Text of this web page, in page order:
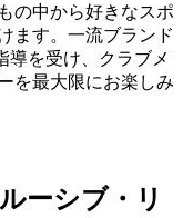
の中から好きなスポ
ます。一流ブランド
導を受け、クラブメ
を最大限にお楽しみ
ーシブ・リ